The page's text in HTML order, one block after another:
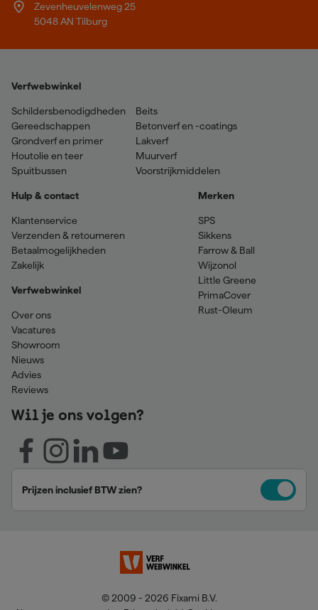
Zevenheuvelenweg 25
5048 AN Tilburg
Verfwebwinkel
Schildersbenodigdheden
Gereedschappen
Grondverf en primer
Houtolie en teer
Spuitbussen
Beits
Betonverf en -coatings
Lakverf
Muurverf
Voorstrijkmiddelen
Hulp & contact
Klantenservice
Verzenden & retourneren
Betaalmogelijkheden
Zakelijk
Verfwebwinkel
Over ons
Vacatures
Showroom
Nieuws
Advies
Reviews
Merken
SPS
Sikkens
Farrow & Ball
Wijzonol
Little Greene
PrimaCover
Rust-Oleum
Wil je ons volgen?
Prijzen inclusief BTW zien?
© 2009 - 2026 Fixami B.V.